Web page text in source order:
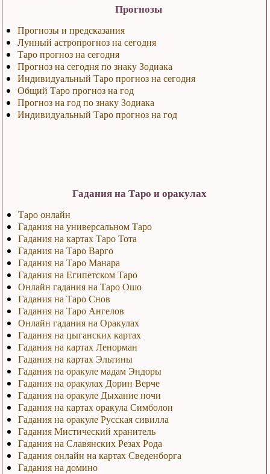
Прогнозы
Прогнозы и предсказания
Лунный астропрогноз на сегодня
Таро прогноз на сегодня
Прогноз на сегодня по знаку Зодиака
Индивидуальный Таро прогноз на сегодня
Общий Таро прогноз на год
Прогноз на год по знаку Зодиака
Индивидуальный Таро прогноз на год
Гадания на Таро и оракулах
Таро онлайн
Гадания на универсальном Таро
Гадания на картах Таро Тота
Гадания на Таро Варго
Гадания на Таро Манара
Гадания на Египетском Таро
Онлайн гадания на Таро Ошо
Гадания на Таро Снов
Гадания на Таро Ангелов
Онлайн гадания на Оракулах
Гадания на цыганских картах
Гадания на картах Ленорман
Гадания на картах Эльтины
Гадания на оракуле мадам Эндоры
Гадания на оракулах Дорин Верче
Гадания на оракуле Дыхание ночи
Гадания на картах оракула Симболон
Гадания на оракуле Русская сивилла
Гадания Мистический хранитель
Гадания на Славянских Резах Рода
Гадания онлайн на картах Сведенборга
Гадания на домино